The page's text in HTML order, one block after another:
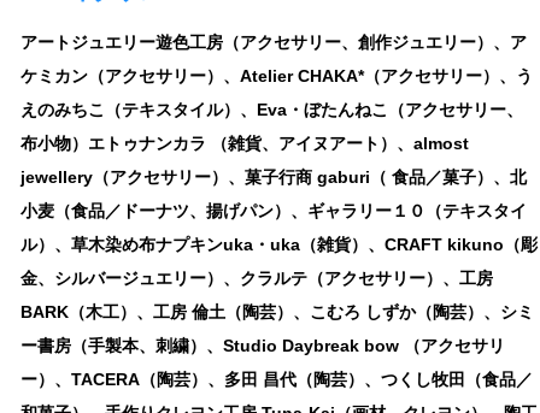
アートジュエリー遊色工房（アクセサリー、創作ジュエリー）、ア
ケミカン（アクセサリー）、Atelier CHAKA*（アクセサリー）、う
えのみちこ（テキスタイル）、Eva・ぼたんねこ（アクセサリー、
布小物）エトゥナンカラ （雑貨、アイヌアート）、almost
jewellery（アクセサリー）、菓子行商 gaburi（ 食品／菓子）、北
小麦（食品／ドーナツ、揚げパン）、ギャラリー１０（テキスタイ
ル）、草木染め布ナプキンuka・uka（雑貨）、CRAFT kikuno（彫
金、シルバージュエリー）、クラルテ（アクセサリー）、工房
BARK（木工）、工房 倫土（陶芸）、こむろ しずか（陶芸）、シミ
ー書房（手製本、刺繍）、Studio Daybreak bow （アクセサリ
ー）、TACERA（陶芸）、多田 昌代（陶芸）、つくし牧田（食品／